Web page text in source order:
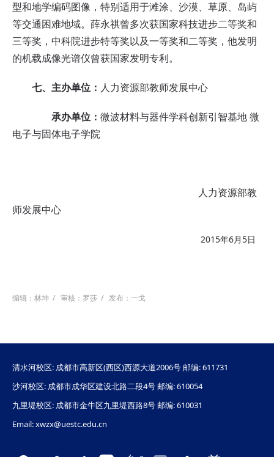
型和地学编码图像，特别适用于滩涂、沙漠、草原、岛屿
等交通困难地域。薛永祺曾多次获国家科技进步二等奖和
三等奖，中科院进步特等奖以及一等奖和二等奖，他发明
的机载成像光谱仪曾获国家发明专利。
七、主办单位： 人力资源部教师发展中心
承办单位： 微波材料与器件学科创新引智基地 微
电子与固体电子学院
人力资源部教
师发展中心
2015年6月5日
编辑：林坤 / 审核：罗莎 / 发布：一戈
清水河校区: 成都市高新区(西区)西源大道2006号 邮编: 611731
沙河校区: 成都市成华区建设北路二段4号 邮编: 610054
九里堤校区: 成都市金牛区九里堤西路8号 邮编: 610031
Email: xwzx@uestc.edu.cn